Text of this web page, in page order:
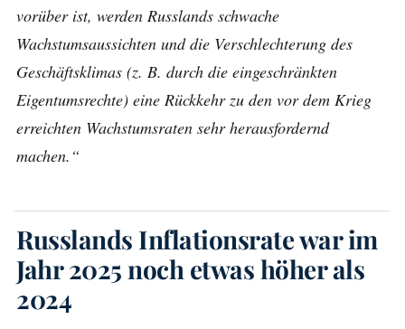
vorüber ist, werden Russlands schwache
Wachstumsaussichten und die Verschlechterung des
Geschäftsklimas (z. B. durch die eingeschränkten
Eigentumsrechte) eine Rückkehr zu den vor dem Krieg
erreichten Wachstumsraten sehr herausfordernd
machen.“
Russlands Inflationsrate war im
Jahr 2025 noch etwas höher als
2024